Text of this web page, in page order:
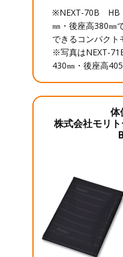
※NEXT-70B HB
㎜・後座高380㎜
できるコンパクト
※写真はNEXT-
430㎜・後座高
体
株式会社モリ